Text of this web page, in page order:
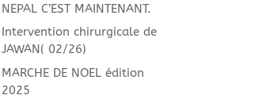
NEPAL C’EST MAINTENANT.
Intervention chirurgicale de
JAWAN( 02/26)
MARCHE DE NOEL édition
2025